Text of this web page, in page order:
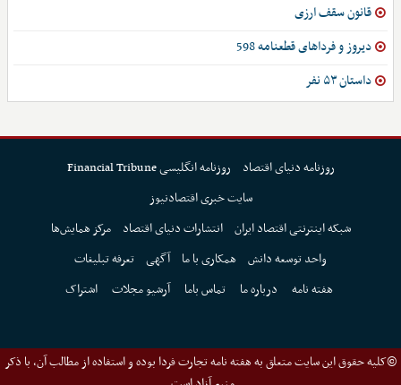
قانون سقف ارزی
دیروز و فرداهای قطعنامه 598
داستان ۵۳ نفر
روزنامه دنیای اقتصاد
روزنامه انگلیسی Financial Tribune
سایت خبری اقتصادنیوز
شبکه اینترنتی اقتصاد ایران انتشارات دنیای اقتصاد
مرکز همایش‌ها
واحد توسعه دانش همکاری با ما آگهی تعرفه تبلیغات
هفته نامه
درباره ما تماس باما آرشیو مجلات اشتراک
©کلیه حقوق این سایت متعلق به هفته نامه تجارت فردا بوده و استفاده از مطالب آن، با ذکر